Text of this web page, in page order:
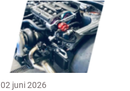
02 juni 2026